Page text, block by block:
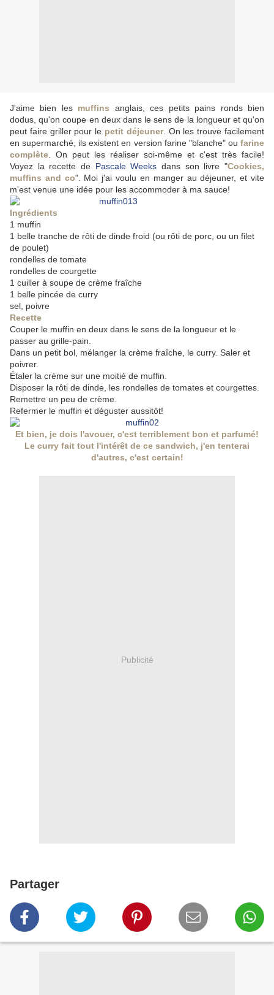
J'aime bien les muffins anglais, ces petits pains ronds bien
dodus, qu'on coupe en deux dans le sens de la longueur et qu'on
peut faire griller pour le petit déjeuner. On les trouve facilement
en supermarché, ils existent en version farine "blanche" ou farine
complète . On peut les réaliser soi-même et c'est très facile!
Voyez la recette de Pascale Weeks dans son livre "Cookies,
muffins and co". Moi j'ai voulu en manger au déjeuner, et vite
m'est venue une idée pour les accommoder à ma sauce!
Ingrédients
1 muffin
1 belle tranche de rôti de dinde froid (ou rôti de porc, ou un filet
de poulet)
rondelles de tomate
rondelles de courgette
1 cuiller à soupe de crème fraîche
1 belle pincée de curry
sel, poivre
Recette
Couper le muffin en deux dans le sens de la longueur et le
passer au grille-pain.
Dans un petit bol, mélanger la crème fraîche, le curry. Saler et
poivrer.
Étaler la crème sur une moitié de muffin.
Disposer la rôti de dinde, les rondelles de tomates et courgettes.
Remettre un peu de crème.
Refermer le muffin et déguster aussitôt!
Et bien, je dois l'avouer, c'est terriblement bon et parfumé!
Le curry fait tout l'intérêt de ce sandwich, j'en tenterai
d'autres, c'est certain!
Publicité
Partager